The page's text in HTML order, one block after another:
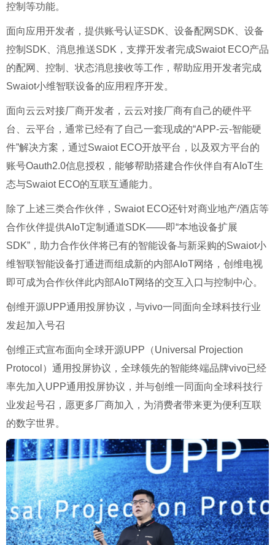
控制等功能。
面向应⽤开发者，提供账号认证SDK、设备配⽹SDK、设备
控制SDK、消息推送SDK，⽀撑开发者完成Swaiot ECO产品
的配⽹、控制、状态消息接收等⼯作，帮助应⽤开发者完成
Swaiot小维智联设备的应⽤程序开发。
面向云云对接⼚商开发者，云云对接⼚商有⾃⼰的硬件平
台、云平台，通常已经有了⾃⼰⼀套现成的“APP-云-智能硬
件”解决⽅案，通过Swaiot ECO开放平台，以及双方平台的
账号Oauth2.0信息授权，能够帮助搭建合作伙伴自有AIoT生
态与Swaiot ECO的互联互通能力。
除了上述三类合作伙伴，Swaiot ECO还针对商业地产/酒店等
合作伙伴提供AIoT定制通道SDK——即“本地设备扩展
SDK”，助力合作伙伴将已有的智能设备与新采购的Swaiot小
维智联智能设备打通进而组成新的内部AIoT网络，创维电视
即可成为合作伙伴此内部AIoT网络的交互入口与控制中心。
创维开源UPP通用投屏协议，与vivo一同面向全球科技行业
发起加入号召
创维正式宣布面向全球开源UPP（Universal Projection
Protocol）通用投屏协议，全球领先的智能终端品牌vivo已经
率先加入UPP通用投屏协议，并与创维一同面向全球科技行
业发起号召，愿更多厂商加入，为消费者带来更为便利互联
的数字世界。